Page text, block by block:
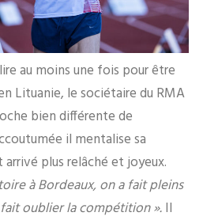
au moins une fois pour être
Lituanie, le sociétaire du RMA
bien différente de
il mentalise sa
plus relâché et joyeux.
à Bordeaux, on a fait pleins
oublier la compétition ».Il